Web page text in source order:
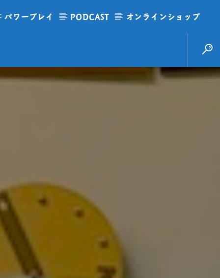
パワープレイ PODCAST オンラインショップ